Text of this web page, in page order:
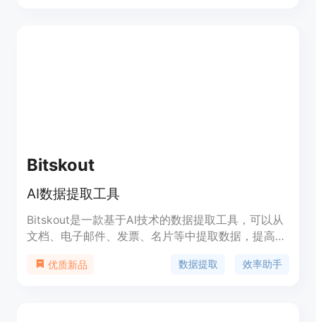
Bitskout
AI数据提取工具
Bitskout是一款基于AI技术的数据提取工具，可以从
文档、电子邮件、发票、名片等中提取数据，提高工
本、识别结构化数据、自定义数据模板等。它的优势
优质新品 数据提取 效率助手